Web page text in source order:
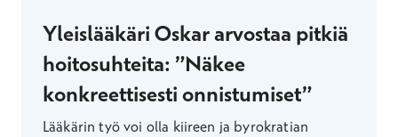
Yleislääkäri Oskar arvostaa pitkiä
hoitosuhteita: ”Näkee
konkreettisesti onnistumiset”
Lääkärin työ voi olla kiireen ja byrokratian